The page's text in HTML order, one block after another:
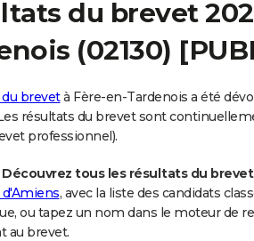
du brevet
(02130)
brevetà Fère-en-Tardenois a été
résultats du brevet sont
professionnel).
Découvrez tous les résultats du
, avec la liste des candidats
ou tapez un nom dans le moteur de
au brevet.